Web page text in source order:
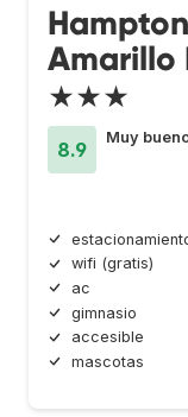
Amarillo
★★★
8.9
Muy
wifi (gratis)
ac
gimnasio
accesible
mascotas